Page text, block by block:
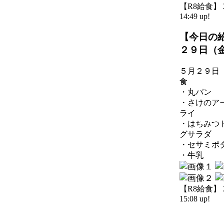
【R8給食】
14:49 up!
【今日の
２９日（
５月２９日
食
・丸パン
・さけのア
ライ
・はちみつ
グサラダ
・セサミポ
・牛乳
【R8給食】
15:08 up!